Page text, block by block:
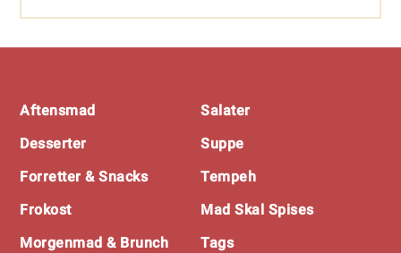
Aftensmad
Desserter
Forretter & Snacks
Frokost
Morgenmad & Brunch
Salater
Suppe
Tempeh
Mad Skal Spises
Tags